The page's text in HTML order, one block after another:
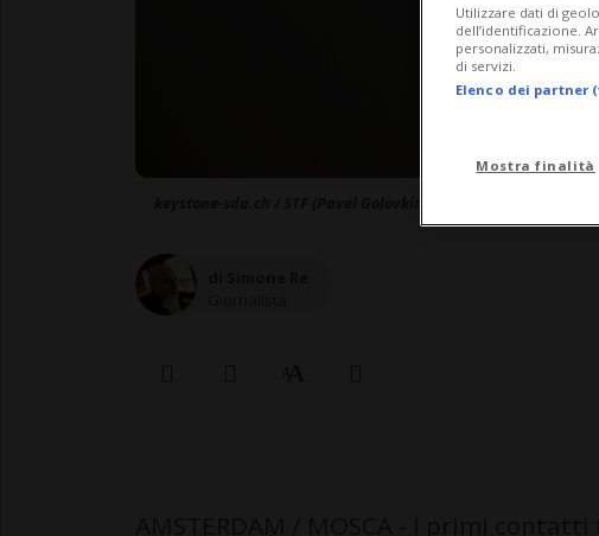
Utilizzare dati di
dell’identificazione.
personalizzati,
di servizi.
Elenco dei partner
Mostra finalità